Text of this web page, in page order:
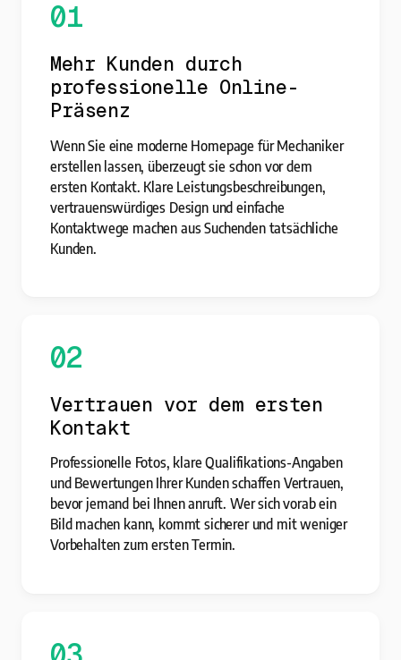
01
Mehr Kunden durch
professionelle Online-
Präsenz
Wenn Sie eine moderne Homepage für Mechaniker
erstellen lassen, überzeugt sie schon vor dem
ersten Kontakt. Klare Leistungsbeschreibungen,
vertrauenswürdiges Design und einfache
Kontaktwege machen aus Suchenden tatsächliche
Kunden.
02
Vertrauen vor dem ersten
Kontakt
Professionelle Fotos, klare Qualifikations-Angaben
und Bewertungen Ihrer Kunden schaffen Vertrauen,
bevor jemand bei Ihnen anruft. Wer sich vorab ein
Bild machen kann, kommt sicherer und mit weniger
Vorbehalten zum ersten Termin.